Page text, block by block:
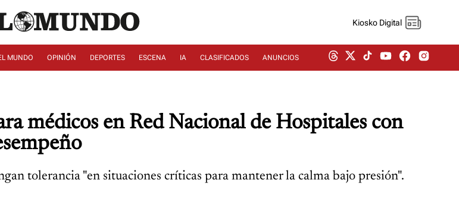
Kiosko Digital
MUNDO OPINIÓN DEPORTES ESCENA IA CLASIFICADOS ANUNCIOS
médicos en Red Nacional de Hospitales con
tolerancia "en situaciones críticas para mantener la calma bajo presión".